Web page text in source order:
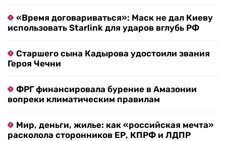
«Время договариваться»: Маск не дал Киеву
использовать Starlink для ударов вглубь РФ
Старшего сына Кадырова удостоили звания
Героя Чечни
ФРГ финансировала бурение в Амазонии
вопреки климатическим правилам
Мир, деньги, жилье: как «российская мечта»
расколола сторонников ЕР, КПРФ и ЛДПР